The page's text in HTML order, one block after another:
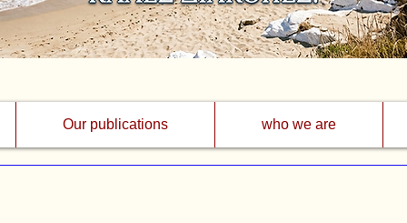
Our publications who we are